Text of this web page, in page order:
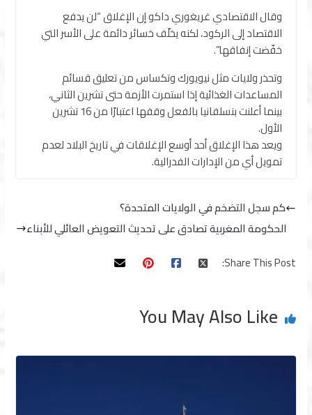
وقال الاقتصادي غريغوري داكو إن الإغلاق “لن يدفع
الاقتصاد إلى الركود، لكنه يخلّف خسائر دائمة على الأسر التي
خفّضت إنفاقها”.
وتحذر ولايات مثل نيويورك وتكساس من تعليق قسائم
المساعدات الغذائية إذا استمرت الأزمة حتى تشرين الثاني،
بينما أعلنت بنسلفانيا بالفعل وقفها اعتبارًا من 16 تشرين
الأول.
ويعد هذا الإغلاق أحد أوسع الإغلاقات في تاريخ البلاد لعدم
تمويل أي من الإدارات الفدرالية.
كم سجل التضخم في الولايات المتحدة؟
الحكومة المغربية تصادق على تحديث التعويض العائلي للأبناء
Share This Post:
You May Also Like